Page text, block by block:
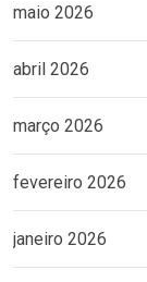
maio 2026
abril 2026
março 2026
fevereiro 2026
janeiro 2026